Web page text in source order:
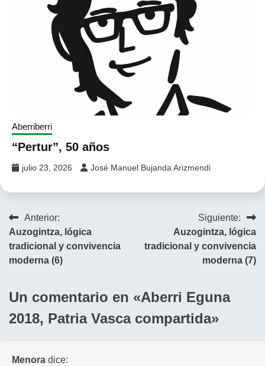
Aberriberri
“Pertur”, 50 años
julio 23, 2026 José Manuel Bujanda Arizmendi
Navegación
de
entradas
Anterior:
Auzogintza, lógica
tradicional y convivencia
moderna (6)
Siguiente:
Auzogintza, lógica
tradicional y convivencia
moderna (7)
Un comentario en «Aberri Eguna
2018, Patria Vasca compartida»
Menora dice: